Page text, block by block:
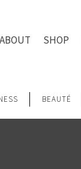
ABOUT SHOP
BEAUTÉ